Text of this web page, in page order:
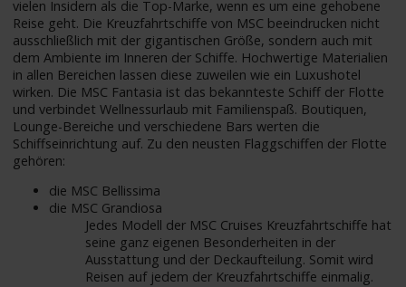
vielen Insidern als die Top-Marke, wenn es um eine gehobene
Reise geht. Die Kreuzfahrtschiffe von MSC beeindrucken nicht
ausschließlich mit der gigantischen Größe, sondern auch mit
dem Ambiente im Inneren der Schiffe. Hochwertige Materialien
in allen Bereichen lassen diese zuweilen wie ein Luxushotel
wirken. Die MSC Fantasia ist das bekannteste Schiff der Flotte
und verbindet Wellnessurlaub mit Familienspaß. Boutiquen,
Lounge-Bereiche und verschiedene Bars werten die
Schiffseinrichtung auf. Zu den neusten Flaggschiffen der Flotte
gehören:
die MSC Bellissima
die MSC Grandiosa
Jedes Modell der MSC Cruises Kreuzfahrtschiffe hat
seine ganz eigenen Besonderheiten in der
Ausstattung und der Deckaufteilung. Somit wird
Reisen auf jedem der Kreuzfahrtschiffe einmalig.